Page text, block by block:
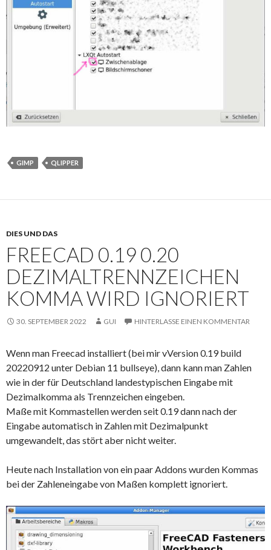
GIMP QLIPPER
DIES UND DAS
FREECAD 0.19 0.20
DEZIMALTRENNZEICHEN
KOMMA WIRD IGNORIERT
30. SEPTEMBER 2022 GUI HINTERLASSE EINEN KOMMENTAR
Wenn man Freecad installiert (bei mir vVersion 0.19 build
20220912 unter Debian 11 bullseye), dann kann man Zahlen
wie in der für Deutschland landestypischen Eingabe mit
Dezimalkomma als Trennzeichen eingeben.
Maße mit Kommastellen werden seit 0.19 dann nach der
Eingabe automatisch in Zahlen mit Dezimalpunkt
umgewandelt, das stört aber nicht weiter.
Heute nach Installation von ein paar Addons wurden Kommas
bei der Zahleneingabe von Maßen komplett ignoriert.